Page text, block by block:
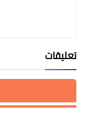
تعليقات